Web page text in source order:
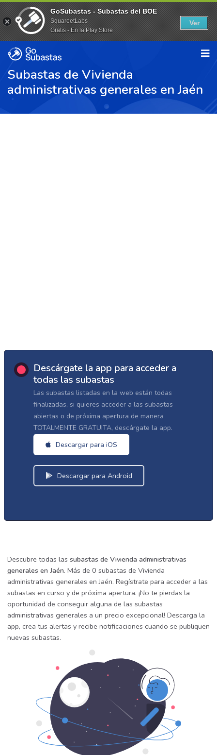
Subastas de Vivienda
administrativas generales en Jaén
Descárgate la app para acceder a
todas las subastas
Las subastas listadas en la web están todas
finalizadas, si quieres acceder a las subastas
abiertas o de próxima apertura de manera
TOTALMENTE GRATUITA, descárgate la app.
Descargar para iOS
Descargar para Android
Descubre todas las subastas de Vivienda administrativas
generales en Jaén. Más de 0 subastas de Vivienda
administrativas generales en Jaén. Regístrate para acceder a las
subastas en curso y de próxima apertura. ¡No te pierdas la
oportunidad de conseguir alguna de las subastas
administrativas generales a un precio excepcional! Descarga la
app, crea tus alertas y recibe notificaciones cuando se publiquen
nuevas subastas.
GoSubastas - Subastas del BOE
SquareetLabs
Gratis - En la Play Store
Ver